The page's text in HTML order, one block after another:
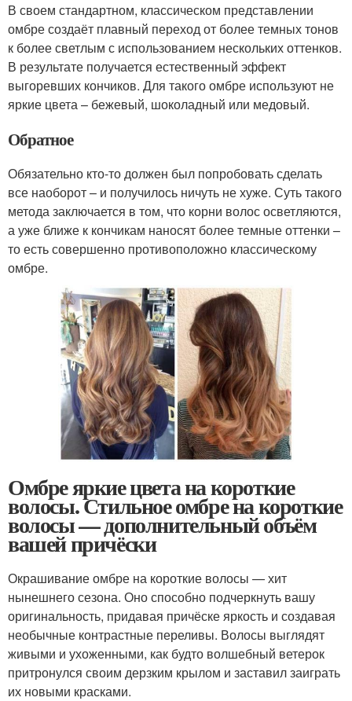
В своем стандартном, классическом представлении
омбре создаёт плавный переход от более темных тонов
к более светлым с использованием нескольких оттенков.
В результате получается естественный эффект
выгоревших кончиков. Для такого омбре используют не
яркие цвета – бежевый, шоколадный или медовый.
Обратное
Обязательно кто-то должен был попробовать сделать
все наоборот – и получилось ничуть не хуже. Суть такого
метода заключается в том, что корни волос осветляются,
а уже ближе к кончикам наносят более темные оттенки –
то есть совершенно противоположно классическому
омбре.
Омбре яркие цвета на короткие
волосы. Стильное омбре на короткие
волосы — дополнительный объём
вашей причёски
Окрашивание омбре на короткие волосы — хит
нынешнего сезона. Оно способно подчеркнуть вашу
оригинальность, придавая причёске яркость и создавая
необычные контрастные переливы. Волосы выглядят
живыми и ухоженными, как будто волшебный ветерок
притронулся своим дерзким крылом и заставил заиграть
их новыми красками.